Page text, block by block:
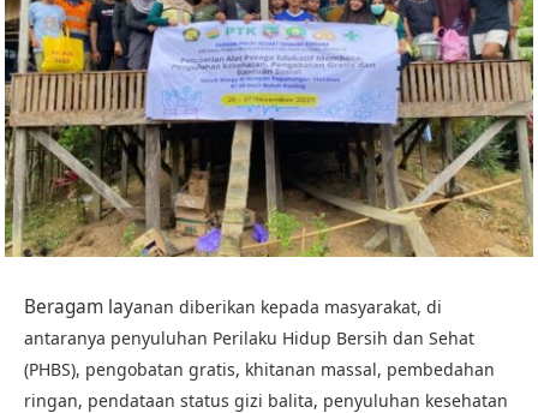
Beragam layanan diberikan kepada masyarakat, di
antaranya penyuluhan Perilaku Hidup Bersih dan Sehat
(PHBS), pengobatan gratis, khitanan massal, pembedahan
ringan, pendataan status gizi balita, penyuluhan kesehatan